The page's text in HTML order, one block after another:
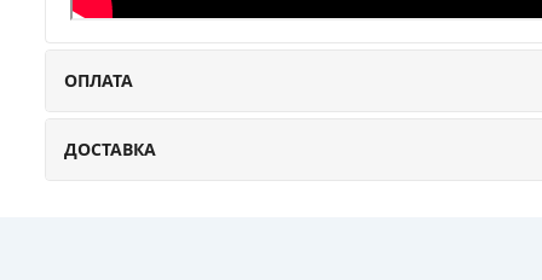
ОПЛАТА
ДОСТАВКА